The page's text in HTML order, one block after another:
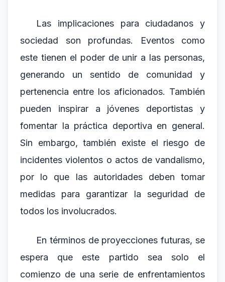
Las implicaciones para ciudadanos y
sociedad son profundas. Eventos como
este tienen el poder de unir a las personas,
generando un sentido de comunidad y
pertenencia entre los aficionados. También
pueden inspirar a jóvenes deportistas y
fomentar la práctica deportiva en general.
Sin embargo, también existe el riesgo de
incidentes violentos o actos de vandalismo,
por lo que las autoridades deben tomar
medidas para garantizar la seguridad de
todos los involucrados.
En términos de proyecciones futuras, se
espera que este partido sea solo el
comienzo de una serie de enfrentamientos